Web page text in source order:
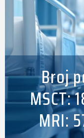
Broj
MSCT:
MRI: